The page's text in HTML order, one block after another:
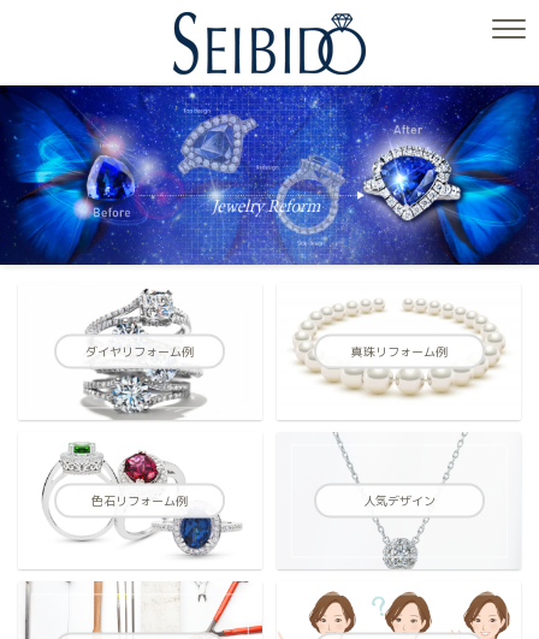
ダイヤリフォーム例 真珠リフォーム例
色石リフォーム例 人気デザイン